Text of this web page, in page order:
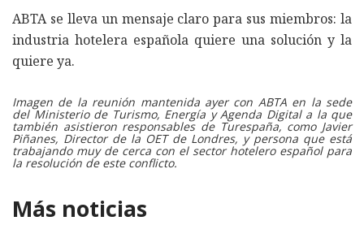
ABTA se lleva un mensaje claro para sus miembros: la
industria hotelera española quiere una solución y la
quiere ya.
Imagen de la reunión mantenida ayer con ABTA en la sede
del Ministerio de Turismo, Energía y Agenda Digital a la que
también asistieron responsables de Turespaña, como Javier
Piñanes, Director de la OET de Londres, y persona que está
trabajando muy de cerca con el sector hotelero español para
la resolución de este conflicto.
Más noticias